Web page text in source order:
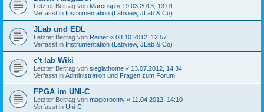
Letzter Beitrag von Marcusp « 19.03.2013, 13:01
Verfasst in Instrumentation (Labview, JLab & Co)
JLab und EDL
Letzter Beitrag von Rainer « 08.10.2012, 12:57
Verfasst in Instrumentation (Labview, JLab & Co)
c't lab Wiki
Letzter Beitrag von siegiathome « 13.07.2012, 14:34
Verfasst in Administration und Fragen zum Forum
FPGA im UNI-C
Letzter Beitrag von magicroomy « 11.04.2012, 14:10
Verfasst in Uni-C